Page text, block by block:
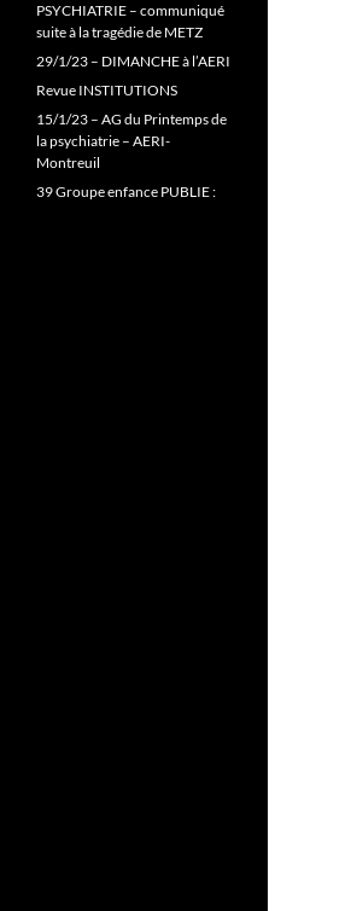
PSYCHIATRIE – communiqué
suite à la tragédie de METZ
29/1/23 – DIMANCHE à l’AERI
Revue INSTITUTIONS
15/1/23 – AG du Printemps de
la psychiatrie – AERI-
Montreuil
39 Groupe enfance PUBLIE :